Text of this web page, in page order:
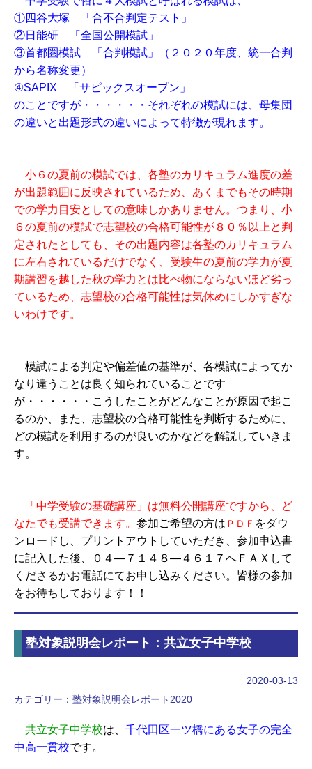
①四谷大塚 「合不合判定テスト」
②日能研 「全国公開模試」
③首都圏模試 「合判模試」（２０２０年度、統一合判
から名称変更）
④SAPIX 「サピックスオープン」
のことですが・・・・・・それぞれの模試には、母集団
の違いと出題形式の違いによって特徴が現れます。
小６の夏前の模試では、各塾のカリキュラム進度の差
が出題範囲に反映されているため、あくまでもその時期
での学力目安としての意味しかありません。つまり、小
６の夏前の模試で志望校の合格可能性が８０％以上と判
定されたとしても、その出題内容は各塾のカリキュラム
に左右されているだけでなく、受験生の夏前の学力が夏
期講習を越した秋の学力とは比べ物にならないほど劣っ
ているため、志望校の合格可能性は気休めにしかすぎな
いわけです。
模試による判定や偏差値の基準が、各模試によってか
なり違うことは良く知られていることです
が・・・・・・こうしたことがどんなことが原因で起こ
るのか、また、志望校の合格可能性を判断するために、
どの模試を利用するのが良いのかなどを解説していきま
す。
「中学受験の基礎講座」は無料公開講座ですから、ど
なたでも受講できます。 参加ご希望の方は ＰＤＦ をダウ
ンロードし、プリントアウトしていただき、参加申込書
に記入した後、０４―７１４８―４６１７へＦＡＸして
くださるかお電話にてお申し込みください。皆様の参加
をお待ちしております！！
塾対象説明会レポート：共立女子中学校
2020-03-13
カテゴリー： 塾対象説明会レポート2020
共立女子中学校は、 千代田区一ツ橋にある女子の完全
中高一貫校です。